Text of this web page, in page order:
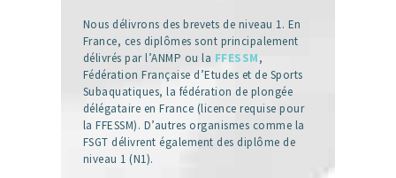
Nous délivrons des brevets de niveau 1. En
France, ces diplômes sont principalement
délivrés par l’ANMP ou la FFESSM,
Fédération Française d’Etudes et de Sports
Subaquatiques, la fédération de plongée
délégataire en France (licence requise pour
la FFESSM). D’autres organismes comme la
FSGT délivrent également des diplôme de
niveau 1 (N1).